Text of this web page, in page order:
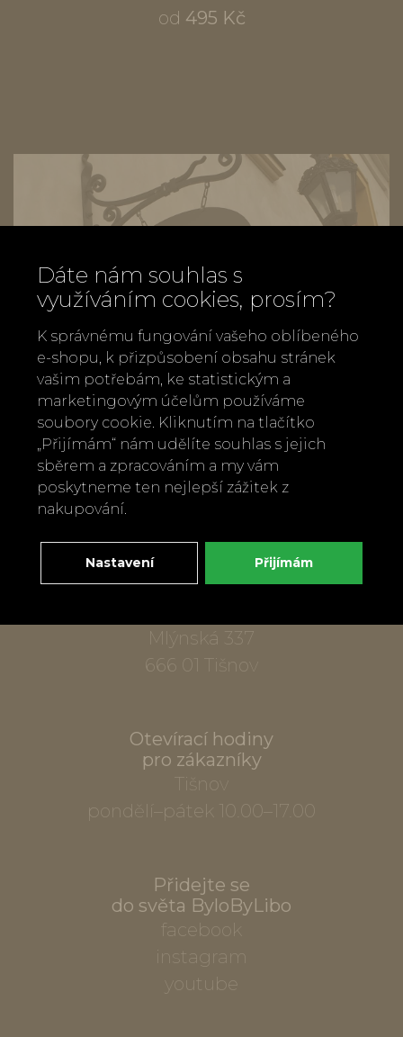
od 495 Kč
Zavolejte nám
+420 737 886 915
Napište nám
info@bylobylibo.cz
Mlýnská 337
666 01 Tišnov
Otevírací hodiny
pro zákazníky
Tišnov
pondělí–pátek 10.00–17.00
Přidejte se
do světa ByloByLibo
facebook
instagram
youtube
Dáte nám souhlas s
využíváním cookies, prosím?
K správnému fungování vašeho oblíbeného
e-shopu, k přizpůsobení obsahu stránek
vašim potřebám, ke statistickým a
marketingovým účelům používáme
soubory cookie. Kliknutím na tlačítko
„Přijímám“ nám udělíte souhlas s jejich
sběrem a zpracováním a my vám
poskytneme ten nejlepší zážitek z
nakupování.
Nastavení Přijímám